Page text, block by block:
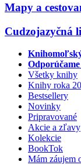
Mapy a
Cudzojazyčná
Všetky knihy
Knihy roka
Bestsellery
Novinky
Pripravované
Akcie a zľavy
Kolekcie
BookTok
Mám záujem